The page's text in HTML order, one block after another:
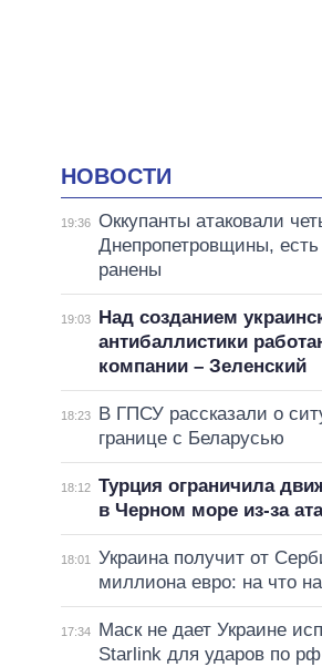
НОВОСТИ
19:36 Оккупанты атаковали
Днепропетровщины,
ранены
19:03
Над созданием
антибаллистики
компании – Зеленский
18:23
В ГПСУ рассказали о
границе с Беларусью
18:12 Турция ограничила
в Черном море из-за
18:01
Украина получит от
миллиона евро: на что
17:34
Маск не дает Украине
Starlink для ударов по